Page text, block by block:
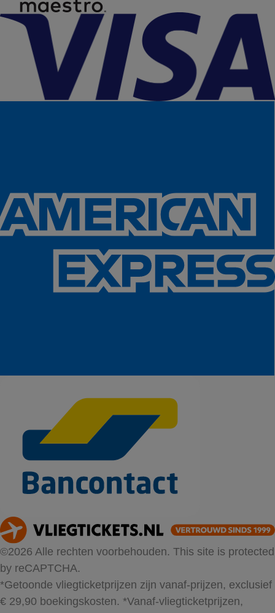
©2026 Alle rechten voorbehouden. This site is protected
by reCAPTCHA.
*Getoonde vliegticketprijzen zijn vanaf-prijzen, exclusief
€ 29,90 boekingskosten. *Vanaf-vliegticketprijzen,